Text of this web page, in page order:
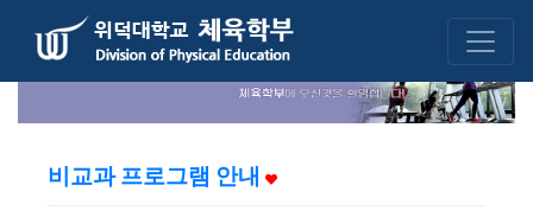
비교과 프로그램 안내